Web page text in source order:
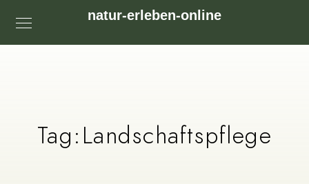
natur-erleben-online
Tag:Landschaftspflege